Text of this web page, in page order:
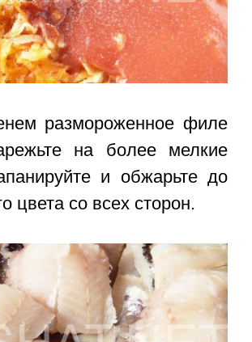
размороженное филе
на более мелкие
и обжарьте до
цвета со всех сторон.